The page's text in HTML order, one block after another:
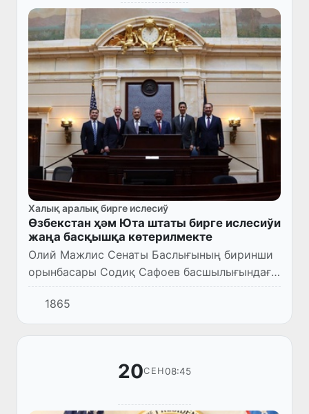
Халық аралық бирге ислесиў
Өзбекстан ҳәм Юта штаты бирге ислесиўи
жаңа басқышқа көтерилмекте
Олий Мажлис Сенаты Баслығының биринши
орынбасары Содиқ Сафоев басшылығындағы
Өзбекстан делегациясы АҚШ тың Юта
штатында болып, сиясий, исбилерменлик ҳәм
илимий топарлардың ўәкиллер...
1865
20СЕН08:45